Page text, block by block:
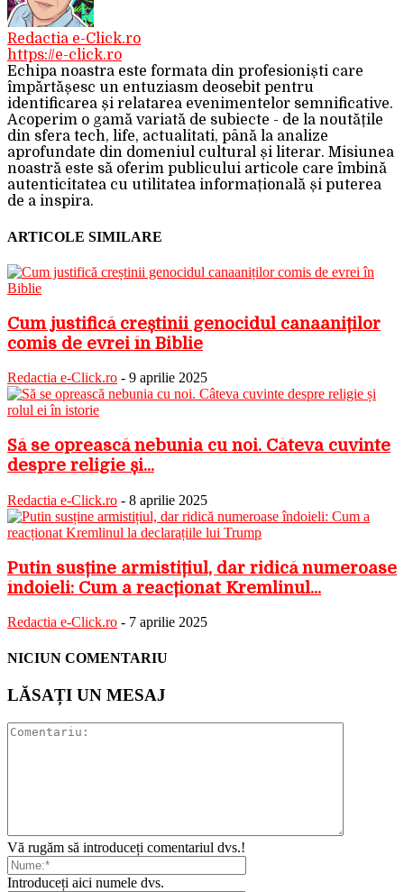
Redactia e-Click.ro
https://e-click.ro
Echipa noastra este formata din profesioniști care
împărtășesc un entuziasm deosebit pentru
identificarea și relatarea evenimentelor semnificative.
Acoperim o gamă variată de subiecte - de la noutățile
din sfera tech, life, actualitati, până la analize
aprofundate din domeniul cultural și literar. Misiunea
noastră este să oferim publicului articole care îmbină
autenticitatea cu utilitatea informațională și puterea
de a inspira.
ARTICOLE SIMILARE
Cum justifică creștinii genocidul canaaniților
comis de evrei în Biblie
Redactia e-Click.ro - 9 aprilie 2025
Să se oprească nebunia cu noi. Câteva cuvinte
despre religie și...
Redactia e-Click.ro - 8 aprilie 2025
Putin susține armistițiul, dar ridică numeroase
îndoieli: Cum a reacționat Kremlinul...
Redactia e-Click.ro - 7 aprilie 2025
NICIUN COMENTARIU
LĂSAȚI UN MESAJ
Vă rugăm să introduceți comentariul dvs.!
Introduceți aici numele dvs.